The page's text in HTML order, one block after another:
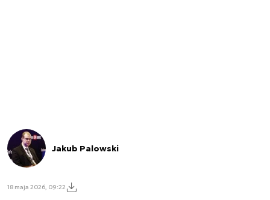
Jakub Palowski
18 maja 2026, 09:22